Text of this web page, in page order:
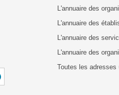
L'annuaire des
L'annuaire des
L'annuaire des
L'annuaire des
Toutes les adresses